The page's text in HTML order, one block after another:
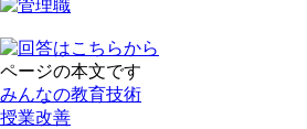
ページの本文です
みんなの教育技術
授業改善